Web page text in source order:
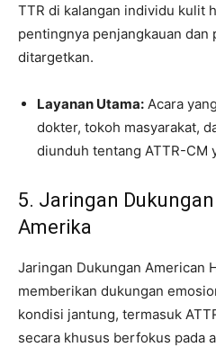
TTR di kalangan individu kulit
pentingnya penjangkauan dan
ditargetkan.
Layanan Utama: Acara
dokter, tokoh masyarakat,
diunduh tentang ATTR-CM
5. Jaringan
Amerika
Jaringan Dukungan American
memberikan dukungan
kondisi jantung, termasuk
secara khusus berfokus pada